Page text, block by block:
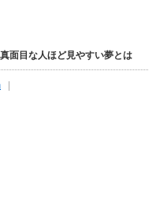
面目な人ほど見やすい夢とは